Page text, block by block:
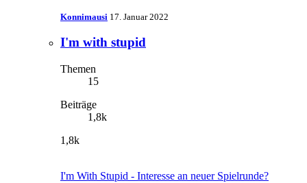
Konnimausi 17. Januar 2022
I'm with stupid
Themen
15
Beiträge
1,8k
1,8k
I'm With Stupid - Interesse an neuer Spielrunde?